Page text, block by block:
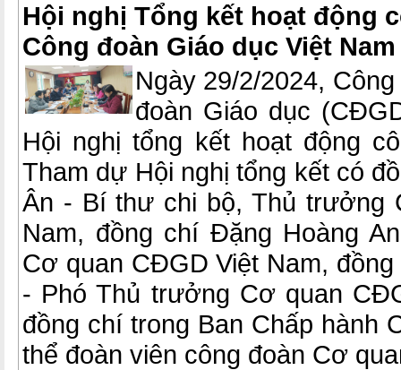
Hội nghị Tổng kết hoạt động
Công đoàn Giáo dục Việt Nam
Ngày 29/2/2024,
đoàn Giáo dục
Hội nghị tổng kết hoạt động
Tham dự Hội nghị tổng kết có
Ân - Bí thư chi bộ, Thủ trưởng
Nam, đồng chí Đặng Hoàng
Cơ quan CĐGD Việt Nam,
- Phó Thủ trưởng Cơ quan
đồng chí trong Ban Chấp hành
thể đoàn viên công đoàn Cơ